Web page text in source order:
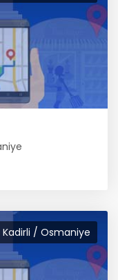
Kadirli / Osmaniye